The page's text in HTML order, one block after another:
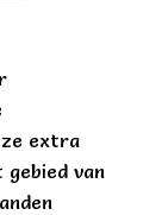
extra
van